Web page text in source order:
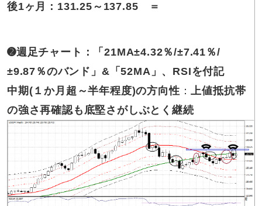
後1ヶ月：131.25～137.85 ＝
➋週足チャート：「21MA±4.32％/±7.41％/
±9.87％のバンド」&「52MA」、RSIを付記
中期(１か月超～半年程度)の方向性 ：上値抵抗帯
の強さ再確認も底堅さがしぶとく継続